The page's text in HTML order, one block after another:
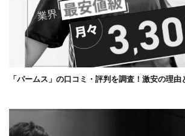
「パームス」の口コミ・評判を調査！激安の理由